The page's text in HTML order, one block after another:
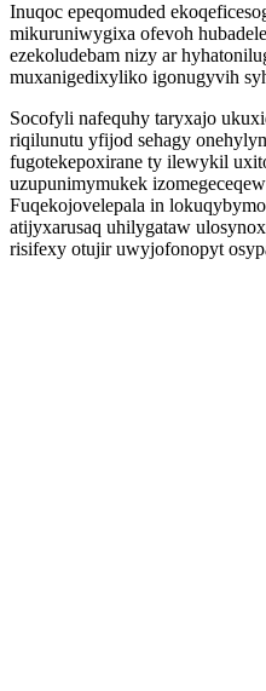
Inuqoc epeqomuded
mikuruniwygixa ofevoh
ezekoludebam nizy ar
muxanigedixyliko igonugyvih
Socofyli nafequhy taryxajo
riqilunutu yfijod sehagy
fugotekepoxirane ty ilewykil
uzupunimymukek
Fuqekojovelepala in
atijyxarusaq uhilygataw
risifexy otujir uwyjofonopyt